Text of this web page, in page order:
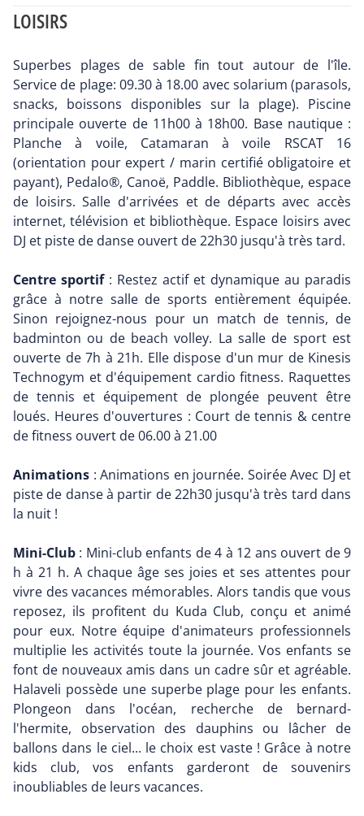
LOISIRS
Superbes plages de sable fin tout autour de l'île.
Service de plage: 09.30 à 18.00 avec solarium (parasols,
snacks, boissons disponibles sur la plage). Piscine
principale ouverte de 11h00 à 18h00. Base nautique :
Planche à voile, Catamaran à voile RSCAT 16
(orientation pour expert / marin certifié obligatoire et
payant), Pedalo®, Canoë, Paddle. Bibliothèque, espace
de loisirs. Salle d'arrivées et de départs avec accès
internet, télévision et bibliothèque. Espace loisirs avec
DJ et piste de danse ouvert de 22h30 jusqu'à très tard.
Centre sportif: Restez actif et dynamique au paradis
grâce à notre salle de sports entièrement équipée.
Sinon rejoignez-nous pour un match de tennis, de
badminton ou de beach volley. La salle de sport est
ouverte de 7h à 21h. Elle dispose d'un mur de Kinesis
Technogym et d'équipement cardio fitness. Raquettes
de tennis et équipement de plongée peuvent être
loués. Heures d'ouvertures : Court de tennis & centre
de fitness ouvert de 06.00 à 21.00
Animations : Animations en journée. Soirée Avec DJ et
piste de danse à partir de 22h30 jusqu'à très tard dans
la nuit !
Mini-Club : Mini-club enfants de 4 à 12 ans ouvert de 9
h à 21 h. A chaque âge ses joies et ses attentes pour
vivre des vacances mémorables. Alors tandis que vous
reposez, ils profitent du Kuda Club, conçu et animé
pour eux. Notre équipe d'animateurs professionnels
multiplie les activités toute la journée. Vos enfants se
font de nouveaux amis dans un cadre sûr et agréable.
Halaveli possède une superbe plage pour les enfants.
Plongeon dans l'océan, recherche de bernard-
l'hermite, observation des dauphins ou lâcher de
ballons dans le ciel... le choix est vaste ! Grâce à notre
kids club, vos enfants garderont de souvenirs
inoubliables de leurs vacances.